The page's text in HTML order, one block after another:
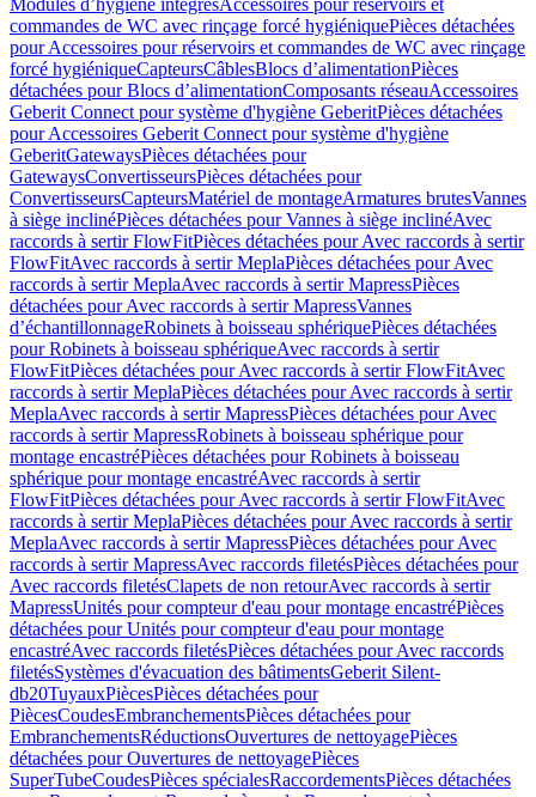
Modules d’hygiène intégrésAccessoires pour réservoirs et
commandes de WC avec rinçage forcé hygiéniquePièces détachées
pour Accessoires pour réservoirs et commandes de WC avec rinçage
forcé hygiéniqueCapteursCâblesBlocs d’alimentationPièces
détachées pour Blocs d’alimentationComposants réseauAccessoires
Geberit Connect pour système d'hygiène GeberitPièces détachées
pour Accessoires Geberit Connect pour système d'hygiène
GeberitGatewaysPièces détachées pour
GatewaysConvertisseursPièces détachées pour
ConvertisseursCapteursMatériel de montageArmatures brutesVannes
à siège inclinéPièces détachées pour Vannes à siège inclinéAvec
raccords à sertir FlowFitPièces détachées pour Avec raccords à sertir
FlowFitAvec raccords à sertir MeplaPièces détachées pour Avec
raccords à sertir MeplaAvec raccords à sertir MapressPièces
détachées pour Avec raccords à sertir MapressVannes
d’échantillonnageRobinets à boisseau sphériquePièces détachées
pour Robinets à boisseau sphériqueAvec raccords à sertir
FlowFitPièces détachées pour Avec raccords à sertir FlowFitAvec
raccords à sertir MeplaPièces détachées pour Avec raccords à sertir
MeplaAvec raccords à sertir MapressPièces détachées pour Avec
raccords à sertir MapressRobinets à boisseau sphérique pour
montage encastréPièces détachées pour Robinets à boisseau
sphérique pour montage encastréAvec raccords à sertir
FlowFitPièces détachées pour Avec raccords à sertir FlowFitAvec
raccords à sertir MeplaPièces détachées pour Avec raccords à sertir
MeplaAvec raccords à sertir MapressPièces détachées pour Avec
raccords à sertir MapressAvec raccords filetésPièces détachées pour
Avec raccords filetésClapets de non retourAvec raccords à sertir
MapressUnités pour compteur d'eau pour montage encastréPièces
détachées pour Unités pour compteur d'eau pour montage
encastréAvec raccords filetésPièces détachées pour Avec raccords
filetésSystèmes d'évacuation des bâtimentsGeberit Silent-
db20TuyauxPiècesPièces détachées pour
PiècesCoudesEmbranchementsPièces détachées pour
EmbranchementsRéductionsOuvertures de nettoyagePièces
détachées pour Ouvertures de nettoyagePièces
SuperTubeCoudesPièces spécialesRaccordementsPièces détachées